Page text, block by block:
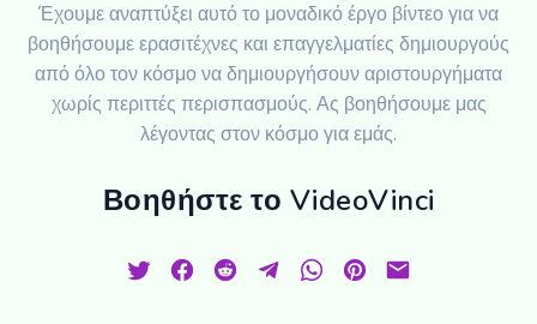
Έχουμε αναπτύξει αυτό το μοναδικό έργο βίντεο για να
βοηθήσουμε ερασιτέχνες και επαγγελματίες δημιουργούς
από όλο τον κόσμο να δημιουργήσουν αριστουργήματα
χωρίς περιττές περισπασμούς. Ας βοηθήσουμε μας
λέγοντας στον κόσμο για εμάς.
Βοηθήστε το VideoVinci